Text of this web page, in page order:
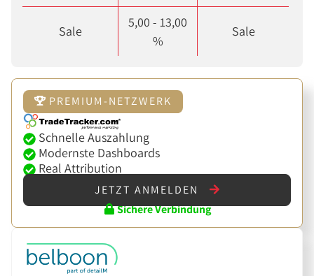
Sale
5,00 - 13,00
%
Sale
PREMIUM-NETZWERK
Schnelle Auszahlung
Modernste Dashboards
Real Attribution
JETZT ANMELDEN
Sichere Verbindung